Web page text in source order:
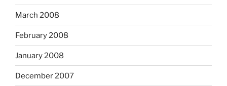
March 2008
February 2008
January 2008
December 2007